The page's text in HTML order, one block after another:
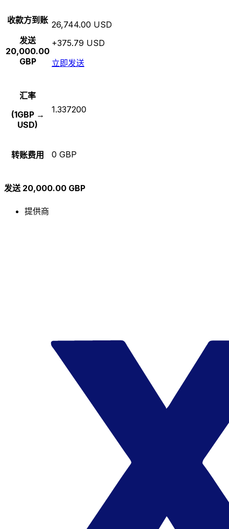
收款方到账
发送
20,000.00
GBP
26,744.00 USD
+375.79 USD
立即发送
汇率
(1GBP →
USD)
1.337200
转账费用 0 GBP
发送 20,000.00 GBP
提供商